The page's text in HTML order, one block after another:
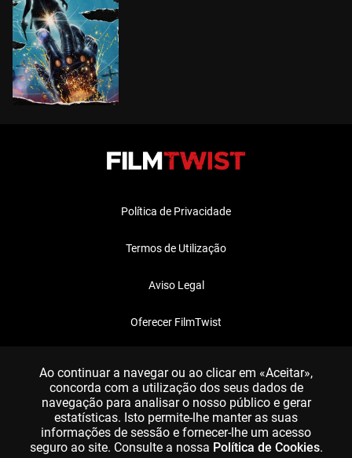
Política de Privacidade
Termos de Utilização
Aviso Legal
Oferecer FilmTwist
Ao continuar a navegar ou ao clicar em «Aceitar»,
concorda com a utilização dos seus dados de
navegação para analisar o nosso público e gerar
estatísticas. Isto permite-lhe manter as suas
informações de sessão e fornecer-lhe um acesso
seguro ao site. Consulte a nossa Política de Cookies.